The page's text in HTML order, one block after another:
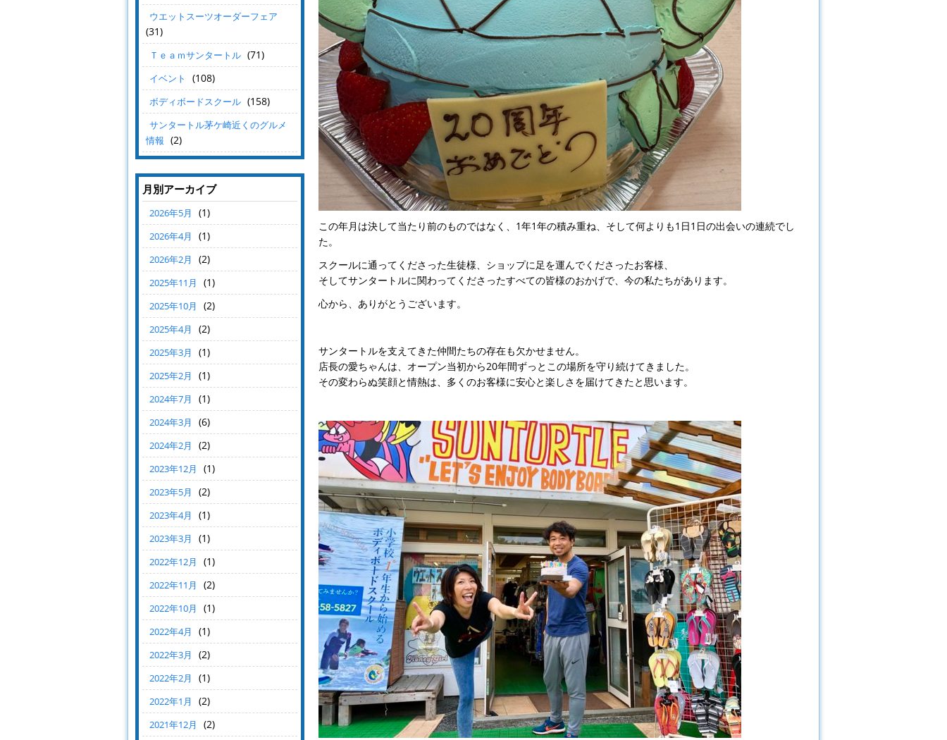
この年月は決して当たり前のものではなく、1年1年の積み重ね、そして何よりも1日1日の出会いの連続でし
た。
スクールに通ってくださった生徒様、ショップに足を運んでくださったお客様、
そしてサンタートルに関わってくださったすべての皆様のおかげで、今の私たちがあります。
心から、ありがとうございます。
サンタートルを支えてきた仲間たちの存在も欠かせません。
店長の愛ちゃんは、オープン当初から20年間ずっとこの場所を守り続けてきました。
その変わらぬ笑顔と情熱は、多くのお客様に安心と楽しさを届けてきたと思います。
ウエットスーツオーダーフェア
(31)
Ｔｅａｍサンタートル (71)
イベント (108)
ボディボードスクール (158)
サンタートル茅ケ崎近くのグルメ
情報 (2)
月別アーカイブ
2026年5月 (1)
2026年4月 (1)
2026年2月 (2)
2025年11月 (1)
2025年10月 (2)
2025年4月 (2)
2025年3月 (1)
2025年2月 (1)
2024年7月 (1)
2024年3月 (6)
2024年2月 (2)
2023年12月 (1)
2023年5月 (2)
2023年4月 (1)
2023年3月 (1)
2022年12月 (1)
2022年11月 (2)
2022年10月 (1)
2022年4月 (1)
2022年3月 (2)
2022年2月 (1)
2022年1月 (2)
2021年12月 (2)